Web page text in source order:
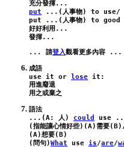
put ...(人事物) to use/
put ...(人事物) to good
好好利用...
... 請登入
use it or lose it :
用進廢退
語法
...(A: 人) could use
(指能讓心情好些)(A)需要(B
(A)想要(B)
(問句)What use is/are/